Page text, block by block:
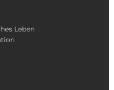
Leben